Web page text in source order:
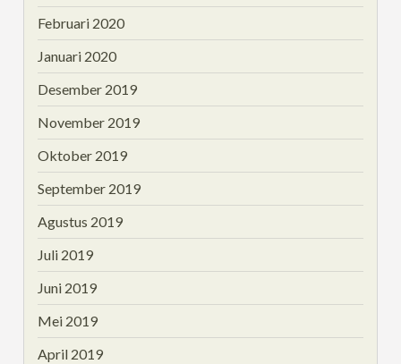
Februari 2020
Januari 2020
Desember 2019
November 2019
Oktober 2019
September 2019
Agustus 2019
Juli 2019
Juni 2019
Mei 2019
April 2019